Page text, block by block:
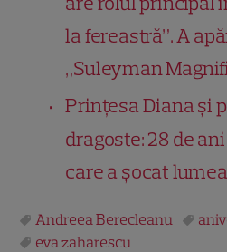
la fereastră”. A
„Suleyman
Prințesa Diana și
dragoste: 28 de
care a șocat lumea
Andreea Berecleanu
eva zaharescu